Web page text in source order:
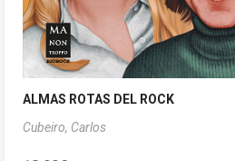
ALMAS ROTAS DEL ROCK
Cubeiro, Carlos